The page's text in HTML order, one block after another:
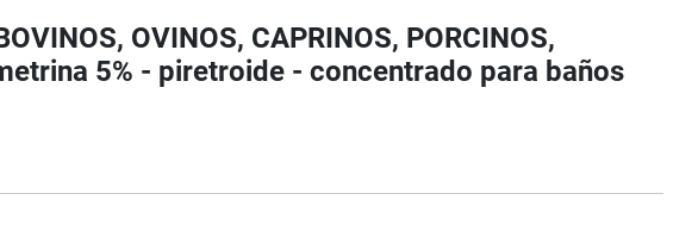
OVINOS, CAPRINOS, PORCINOS,
5% - piretroide - concentrado para baños